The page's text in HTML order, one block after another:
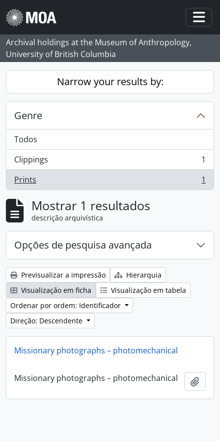
Skip to main content
Archival holdings at the Museum of Anthropology,
University of British Columbia
Narrow your results by:
Genre
Todos
Clippings
, 1 resultados
1
Prints
, 1 resultados 1
Mostrar 1 resultados
descrição arquivística
Opções de pesquisa avançada
Previsualizar a impressão
Hierarquia
Visualização em ficha
Visualização em tabela
Ordenar por ordem: Identificador
Direção: Descendente
Missionary photographs – photomechanical
Missionary photographs – photomechanical